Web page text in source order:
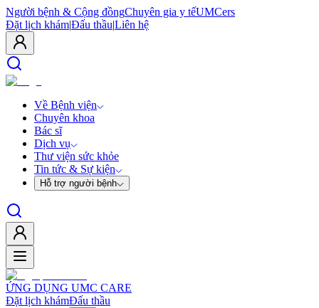
Người bệnh & Cộng đồngChuyên gia y tếUMCers
Đặt lịch khám|Đấu thầu|Liên hệ
Về Bệnh viện
Chuyên khoa
Bác sĩ
Dịch vụ
Thư viện sức khỏe
Tin tức & Sự kiện
Hỗ trợ người bệnh
ỨNG DỤNG UMC CARE
Đặt lịch khámĐấu thầu